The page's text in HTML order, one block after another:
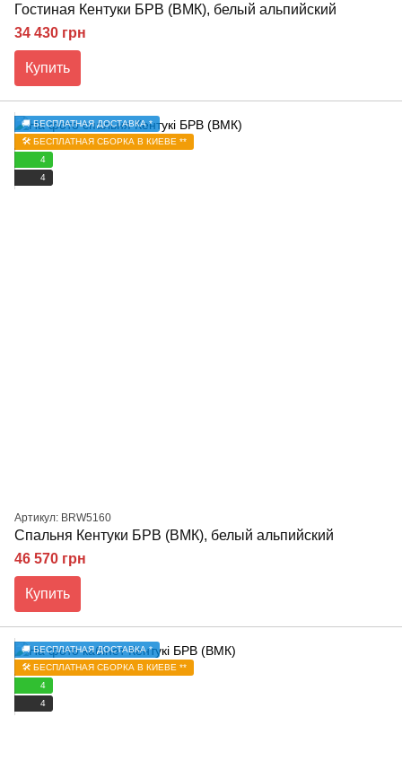
Гостиная Кентуки БРВ (ВМК), белый альпийский
34 430 грн
Купить
🚚 БЕСПЛАТНАЯ ДОСТАВКА *
🛠️ БЕСПЛАТНАЯ СБОРКА В КИЕВЕ **
4
4
Артикул: BRW5160
Спальня Кентуки БРВ (ВМК), белый альпийский
46 570 грн
Купить
🚚 БЕСПЛАТНАЯ ДОСТАВКА *
🛠️ БЕСПЛАТНАЯ СБОРКА В КИЕВЕ **
4
4